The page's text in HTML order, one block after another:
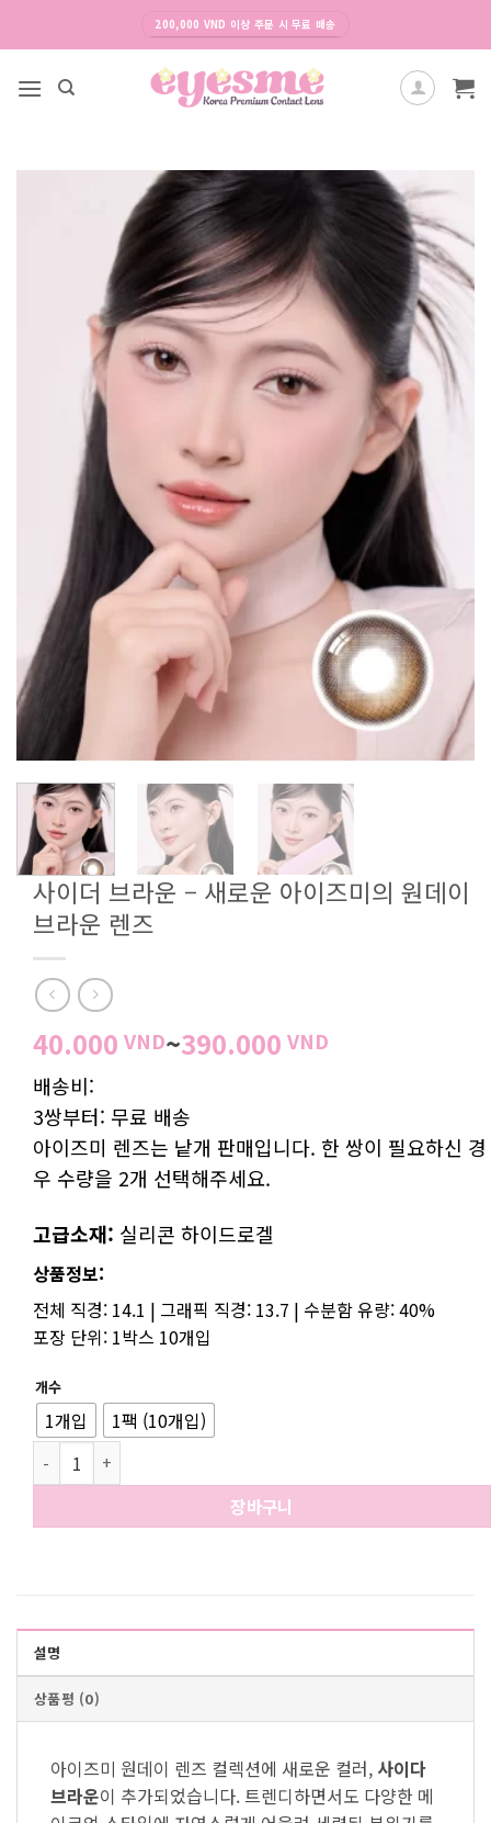
200,000 VND 이상 주문 시 무료 배송
사이더 브라운 – 새로운 아이즈미의 원데이
브라운 렌즈
40.000 VND~390.000 VND
40.000
배송비:
3쌍부터: 무료 배송
아이즈미 렌즈는 낱개 판매입니다. 한 쌍이 필요하신 경
우 수량을 2개 선택해주세요.
고급소재: 실리콘 하이드로겔
상품정보:
전체 직경: 14.1 | 그래픽 직경: 13.7 | 수분함 유량: 40%
포장 단위: 1박스 10개입
개수
1개입 1팩 (10개입)
사이더 브라운 - 새로운 아이즈미의 원데이 브라운 렌즈 수량
장바구니
설명
상품평 (0)
아이즈미 원데이 렌즈 컬렉션에 새로운 컬러, 사이다
브라운이 추가되었습니다. 트렌디하면서도 다양한 메